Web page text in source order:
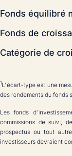
Fonds équilibré
Fonds de
Catégorie de
1L'écart-type est une
des rendements du fonds
Les fonds
commissions de suivi,
prospectus ou tout
investisseurs devraient